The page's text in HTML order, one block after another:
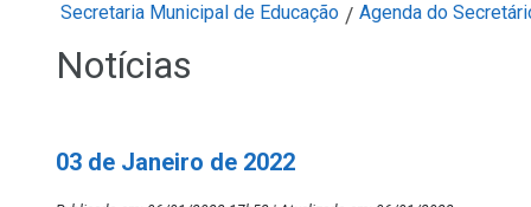
Secretaria Municipal de Educação / Agenda do
Notícias
03 de Janeiro de 2022